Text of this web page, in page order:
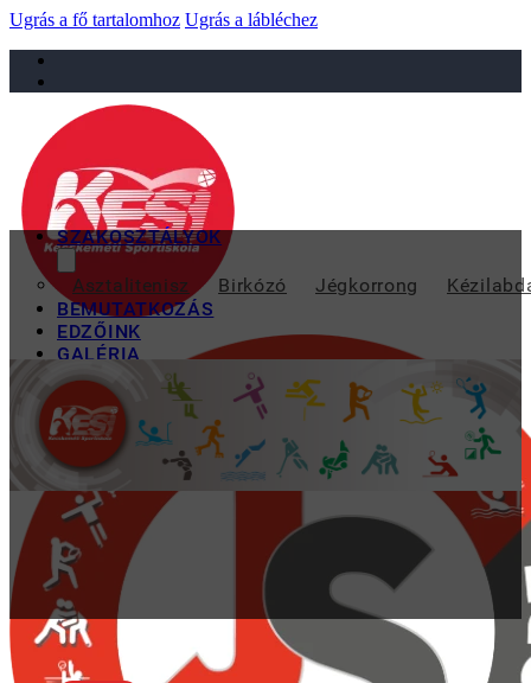
Ugrás a fő tartalomhoz Ugrás a lábléchez
sportiskola@juniorsportkft.hu
SZAKOSZTÁLYOK
Asztalitenisz Birkózó Jégkorrong
BEMUTATKOZÁS
EDZŐINK
GALÉRIA
TAO
KAPCSOLAT